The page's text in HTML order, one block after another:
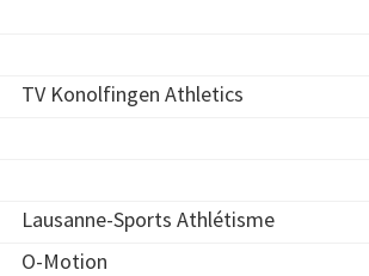
TV Konolfingen Athletics
Lausanne-Sports Athlétisme
O-Motion